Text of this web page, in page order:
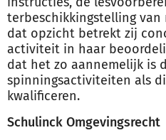
terbeschikkingstelling van
dat opzicht betrekt zij
activiteit in haar
dat het zo aannemelijk is
spinningsactiviteiten als
kwalificeren.
Schulinck Omgevingsrecht